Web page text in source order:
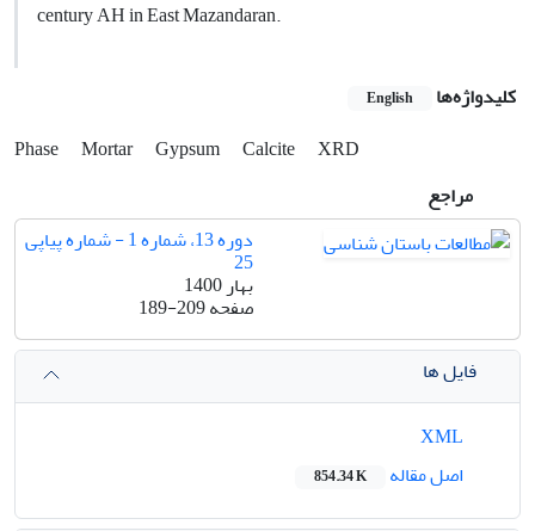
century AH in East Mazandaran.
کلیدواژه‌ها English
Phase Mortar Gypsum Calcite
XRD
مراجع
دوره 13، شماره 1 - شماره پیاپی
25
بهار 1400
صفحه189-209
فایل ها
اصل مقاله
854.34 K